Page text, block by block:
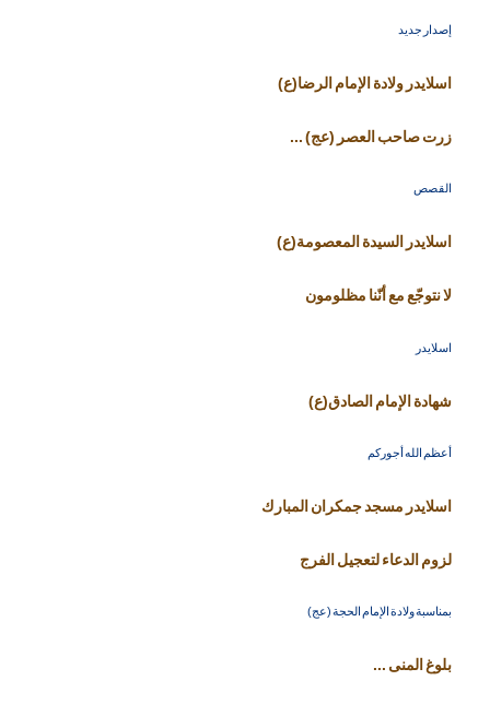
إصدار جديد
اسلايدر ولادة الإمام الرضا(ع)
زرت صاحب العصر (عج) ...
القصص
اسلايدر السيدة المعصومة(ع)
لا نتوجّع مع أنّنا مظلومون
اسلايدر
شهادة الإمام الصادق(ع)
أعظم الله أجوركم
اسلايدر مسجد جمكران المبارك
لزوم الدعاء لتعجيل الفرج
بمناسبة ولادة الإمام الحجة (عج)
بلوغ المنى ...